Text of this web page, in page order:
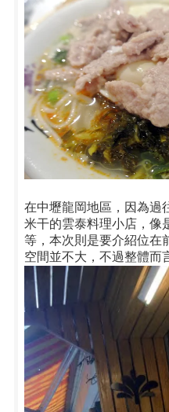
在中壢龍岡地區，因為過
米干的雲泰料理小店，像
等，本次則是要介紹位在
空間並不大，不過整體而